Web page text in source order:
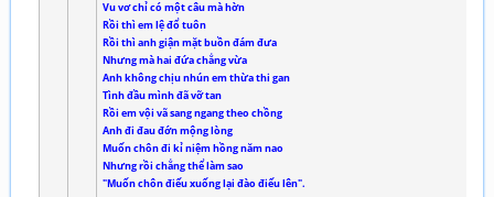
Vu vơ chỉ có một câu mà hờn
Rồi thì em lệ đổ tuôn
Rồi thì anh giận mặt buồn đám đưa
Nhưng mà hai đứa chẳng vừa
Anh không chịu nhún em thừa thi gan
Tình đầu mình đã vỡ tan
Rồi em vội vã sang ngang theo chồng
Anh đi đau đớn mộng lòng
Muốn chôn đi kỉ niệm hồng năm nao
Nhưng rồi chẳng thể làm sao
"Muốn chôn điếu xuống lại đào điếu lên".